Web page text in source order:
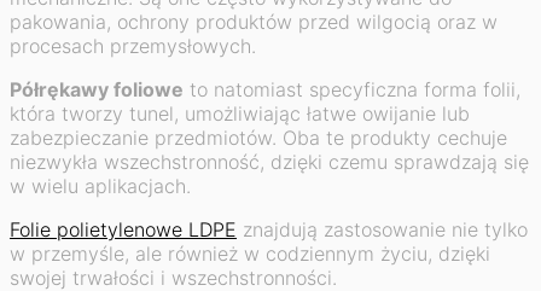
pakowania, ochrony produktów przed wilgocią oraz w
procesach przemysłowych.
Półrękawy foliowe to natomiast specyficzna forma folii,
która tworzy tunel, umożliwiając łatwe owijanie lub
zabezpieczanie przedmiotów. Oba te produkty cechuje
niezwykła wszechstronność, dzięki czemu sprawdzają się
w wielu aplikacjach.
Folie polietylenowe LDPE znajdują zastosowanie nie tylko
w przemyśle, ale również w codziennym życiu, dzięki
swojej trwałości i wszechstronności.